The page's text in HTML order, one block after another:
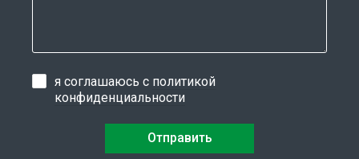
я соглашаюсь с политикой
конфиденциальности